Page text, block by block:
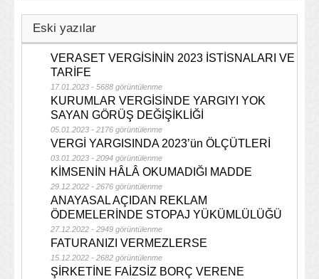
Eski yazılar
VERASET VERGİSİNİN 2023 İSTİSNALARI VE
TARİFE
17.01.2023 - 5688 görüntülenme
KURUMLAR VERGİSİNDE YARGIYI YOK
SAYAN GÖRÜŞ DEĞİŞİKLİĞİ
05.01.2023 - 2176 görüntülenme
VERGİ YARGISINDA 2023’ün ÖLÇÜTLERİ
03.01.2023 - 2094 görüntülenme
KİMSENİN HÂLÂ OKUMADIĞI MADDE
29.12.2022 - 2676 görüntülenme
ANAYASAL AÇIDAN REKLAM
ÖDEMELERİNDE STOPAJ YÜKÜMLÜLÜĞÜ
27.12.2022 - 2949 görüntülenme
FATURANIZI VERMEZLERSE
15.12.2022 - 2682 görüntülenme
ŞİRKETİNE FAİZSİZ BORÇ VERENE